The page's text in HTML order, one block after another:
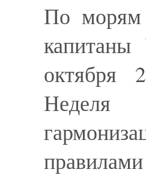
По морям
октября
Неделя